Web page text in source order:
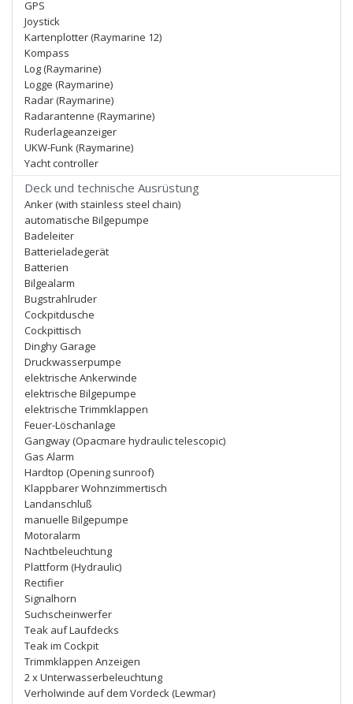
GPS
Joystick
Kartenplotter (Raymarine 12)
Kompass
Log (Raymarine)
Logge (Raymarine)
Radar (Raymarine)
Radarantenne (Raymarine)
Ruderlageanzeiger
UKW-Funk (Raymarine)
Yacht controller
Deck und technische Ausrüstung
Anker (with stainless steel chain)
automatische Bilgepumpe
Badeleiter
Batterieladegerät
Batterien
Bilgealarm
Bugstrahlruder
Cockpitdusche
Cockpittisch
Dinghy Garage
Druckwasserpumpe
elektrische Ankerwinde
elektrische Bilgepumpe
elektrische Trimmklappen
Feuer-Löschanlage
Gangway (Opacmare hydraulic telescopic)
Gas Alarm
Hardtop (Opening sunroof)
Klappbarer Wohnzimmertisch
Landanschluß
manuelle Bilgepumpe
Motoralarm
Nachtbeleuchtung
Plattform (Hydraulic)
Rectifier
Signalhorn
Suchscheinwerfer
Teak auf Laufdecks
Teak im Cockpit
Trimmklappen Anzeigen
2 x Unterwasserbeleuchtung
Verholwinde auf dem Vordeck (Lewmar)